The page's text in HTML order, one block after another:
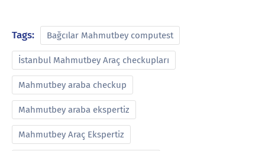
Tags: Bağcılar Mahmutbey computest
İstanbul Mahmutbey Araç checkupları
Mahmutbey araba checkup
Mahmutbey araba ekspertiz
Mahmutbey Araç Ekspertiz